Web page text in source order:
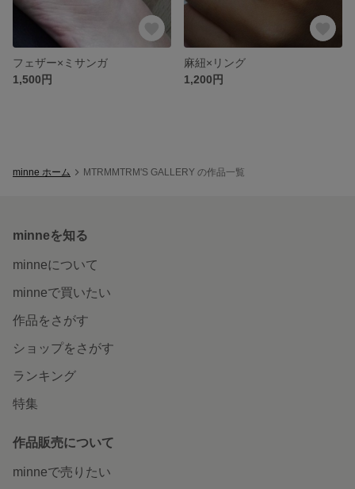
フェザー×ミサンガ
1,500円
麻紐×リング
1,200円
minne ホーム MTRMMTRM'S GALLERY の作品一覧
minneを知る
minneについて
minneで買いたい
作品をさがす
ショップをさがす
ランキング
特集
作品販売について
minneで売りたい